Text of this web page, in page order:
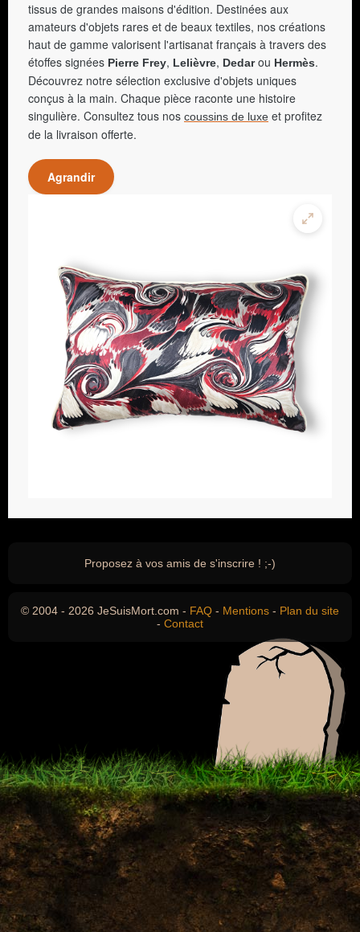
tissus de grandes maisons d'édition. Destinées aux
amateurs d'objets rares et de beaux textiles, nos créations
haut de gamme valorisent l'artisanat français à travers des
étoffes signées Pierre Frey, Lelièvre, Dedarou Hermès.
Découvrez notre sélection exclusive d'objets uniques
conçus à la main. Chaque pièce raconte une histoire
singulière. Consultez tous nos coussins de luxe et profitez
de la livraison offerte.
Agrandir
Proposez à vos amis de s'inscrire ! ;-)
© 2004 - 2026 JeSuisMort.com - FAQ - Mentions - Plan du site
- Contact